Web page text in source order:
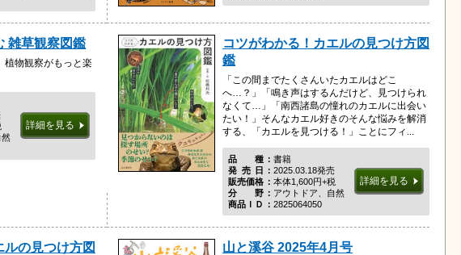
雑草観察図鑑
植物観察がもっと楽
然
詳細を見る
コツがわかる！カエルの見つけ方図
鑑
「この間までたくさんいたカエルはどこ
へ…？」「鳴き声はするんだけど、見つけられ
なくて…」「南西諸島の憧れのカエルに出会い
たい！」そんなカエル好きのそんな悩みを解消
する、「カエルを見つける！」ことにフィ...
品種書籍
発売日 2025.03.18発売
販売価格
本体1,600円+税
分野アウトドア、自然
商品ＩＤ
2825064050
詳細を見る
ルの見つけ方図
山と溪谷 2025年4月号